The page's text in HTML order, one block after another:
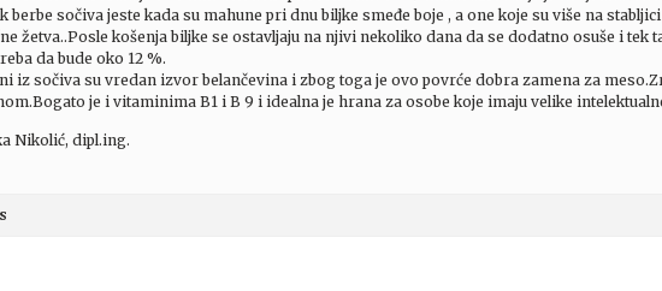
berbe sočiva jeste kada su mahune pri dnu biljke smeđe boje , a one koje su više na
žetva..Posle košenja biljke se ostavljaju na njivi nekoliko dana da se dodatno osuše i
da bude oko 12 %.
iz sočiva su vredan izvor belančevina i zbog toga je ovo povrće dobra zamena za
je i vitaminima B1 i B 9 i idealna je hrana za osobe koje imaju velike
Nikolić, dipl.ing.